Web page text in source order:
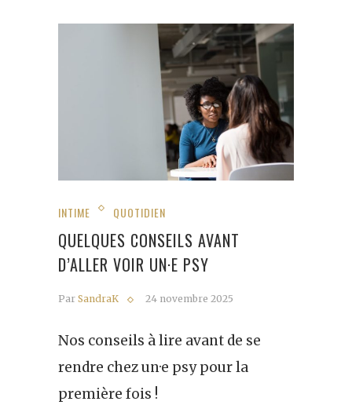
INTIME QUOTIDIEN
QUELQUES CONSEILS AVANT
D’ALLER VOIR UN·E PSY
Par SandraK 24 novembre 2025
Nos conseils à lire avant de se
rendre chez un·e psy pour la
première fois !